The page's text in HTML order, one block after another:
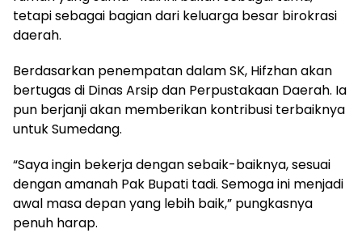
tetapi sebagai bagian dari keluarga besar birokrasi
daerah.
Berdasarkan penempatan dalam SK, Hifzhan akan
bertugas di Dinas Arsip dan Perpustakaan Daerah. Ia
pun berjanji akan memberikan kontribusi terbaiknya
untuk Sumedang.
“Saya ingin bekerja dengan sebaik-baiknya, sesuai
dengan amanah Pak Bupati tadi. Semoga ini menjadi
awal masa depan yang lebih baik,” pungkasnya
penuh harap.